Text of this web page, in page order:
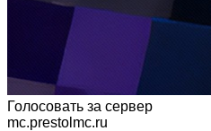
Голосовать за сервер
mc.prestolmc.ru